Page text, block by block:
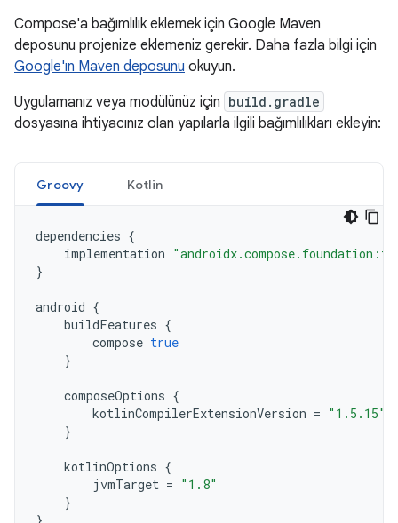
Compose'a bağımlılık eklemek için Google Maven
deposunu projenize eklemeniz gerekir. Daha fazla bilgi için
Google'ın Maven deposunu okuyun.
Uygulamanız veya modülünüz için build.gradle
dosyasına ihtiyacınız olan yapılarla ilgili bağımlılıkları ekleyin:
Groovy Kotlin
dependencies {
implementation
}
android {
buildFeatures {
compose true
}
composeOptions {
kotlinCompilerExtensionVersion = "1.5.15"
}
kotlinOptions {
jvmTarget = "1.8"
}